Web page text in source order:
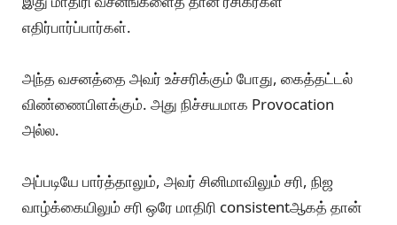
ரஜினியின் கால்ஷீட் கிடைத்து, அவரை இயக்கும்
திரைக்கதை இவற்றையெல்லாம் தாண்டி, அவருடைய
brand-ஐ leverage செய்து கொள்ளப் பார்ப்பார்கள்.
இடங்களில் அரசியல் பூச்சுடைய வசனங்களை
எழுதுவார்கள்.